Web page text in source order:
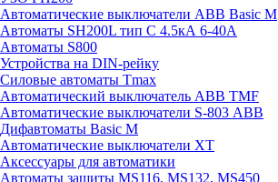
Автоматические выключатели ABB Basic M
Автоматы SH200L тип С 4.5кА 6-40А
Автоматы S800
Устройства на DIN-рейку
Силовые автоматы Tmax
Автоматический выключатель ABB TMF
Автоматические выключатели S-803 АВВ
Дифавтоматы Basic M
Автоматические выключатели XT
Аксессуары для автоматики
Автоматы защиты MS116, MS132, MS450